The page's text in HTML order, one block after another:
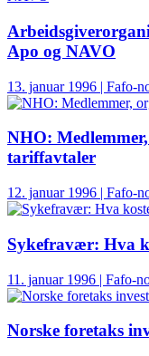
Apo og NAVO
13. januar 1996 | Fafo-
NHO:
tariffavtaler
12. januar 1996 | Fafo-
Sykefravær: Hva
11. januar 1996 | Fafo-
Norske foretaks